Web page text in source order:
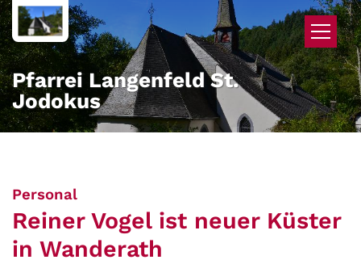
Zum Inhalt springen
Pfarrei Langenfeld St.
Jodokus
Personal:
Reiner Vogel ist neuer Küster
in Wanderath